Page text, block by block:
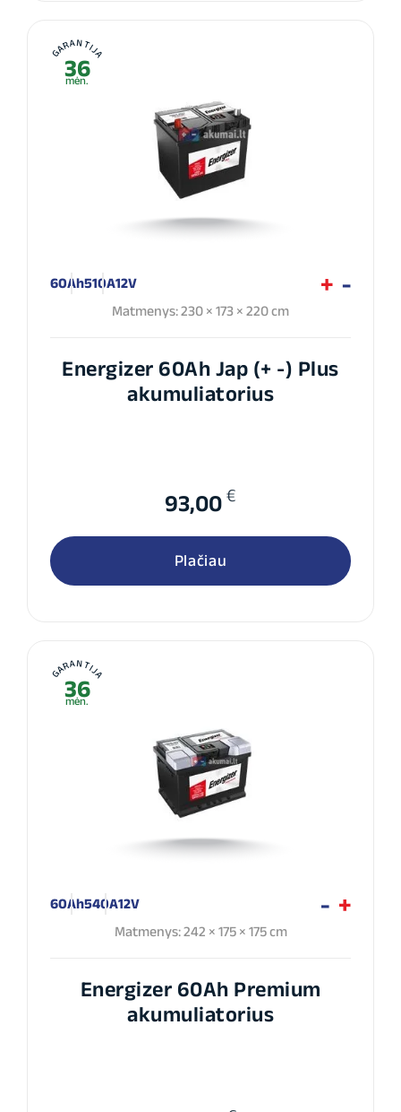
GARANTIJA
36
mėn.
60Ah510A12V
Matmenys: 230 × 173 × 220 cm
Energizer 60Ah Jap (+ -) Plus
akumuliatorius
93,00 €
Plačiau
GARANTIJA
36
mėn.
60Ah540A12V
Matmenys: 242 × 175 × 175 cm
Energizer 60Ah Premium
akumuliatorius